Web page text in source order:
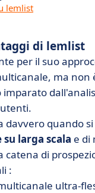
lemlist
di lemlist
per il suo
ma non
imparato
davvero quando
larga scala e di
di
:
ultra-